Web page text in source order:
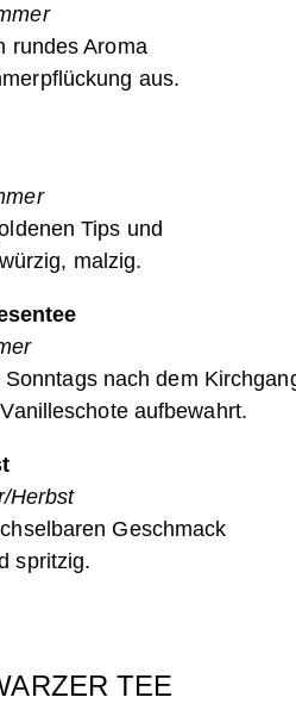
rundes Aroma
aus.
Tips und
malzig.
nach dem
aufbewahrt.
Herbst
Geschmack
spritzig.
TEE